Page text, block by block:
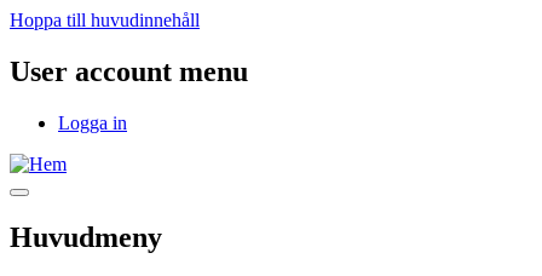
Hoppa till huvudinnehåll
User account menu
Logga in
Huvudmeny